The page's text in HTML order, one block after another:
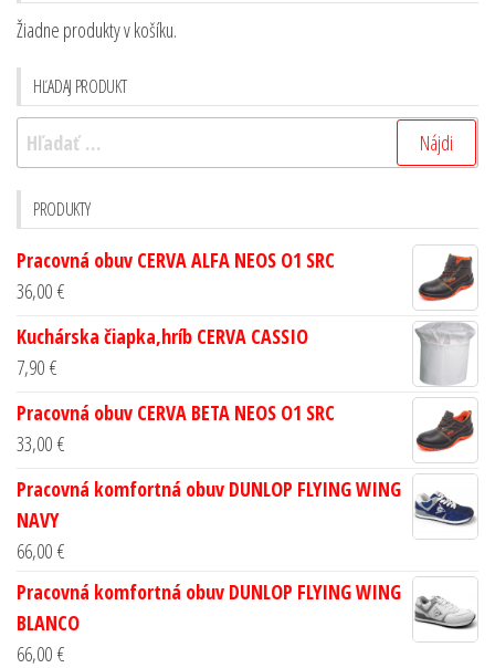
Žiadne produkty v košíku.
HĽADAJ PRODUKT
PRODUKTY
Pracovná obuv CERVA ALFA NEOS O1 SRC
36,00 €
Kuchárska čiapka,hríb CERVA CASSIO
7,90 €
Pracovná obuv CERVA BETA NEOS O1 SRC
33,00 €
Pracovná komfortná obuv DUNLOP FLYING WING
NAVY
66,00 €
Pracovná komfortná obuv DUNLOP FLYING WING
BLANCO
66,00 €